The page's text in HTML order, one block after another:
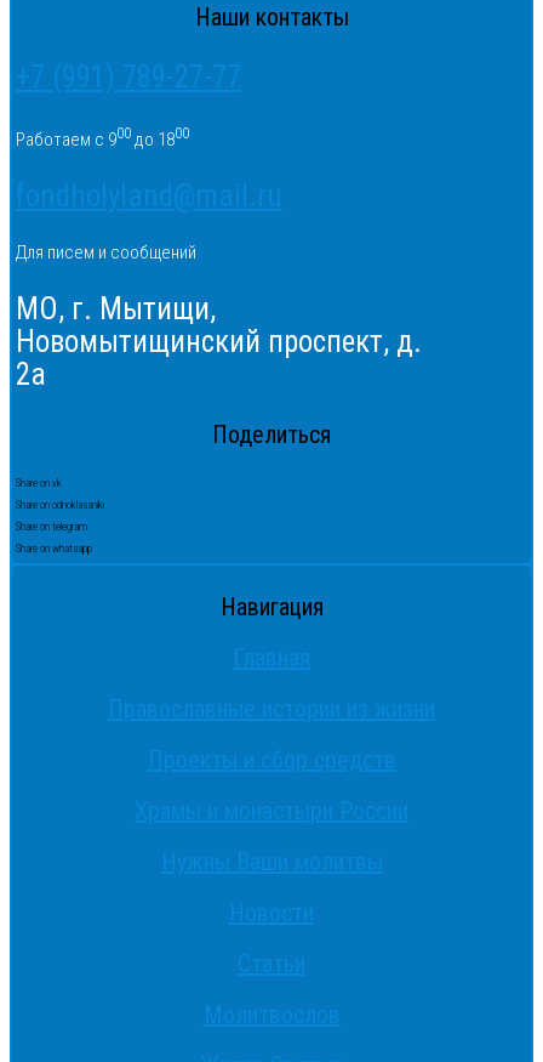
Наши контакты
+7 (991) 789-27-77
Работаем с 900 до 1800
fondholyland@mail.ru
Для писем и сообщений
МО, г. Мытищи,
Новомытищинский проспект, д.
2а
Поделиться
Share on vk
Share on odnoklassniki
Share on telegram
Share on whatsapp
Навигация
Главная
Православные истории из жизни
Проекты и сбор средств
Храмы и монастыри России
Нужны Ваши молитвы
Новости
Статьи
Молитвослов